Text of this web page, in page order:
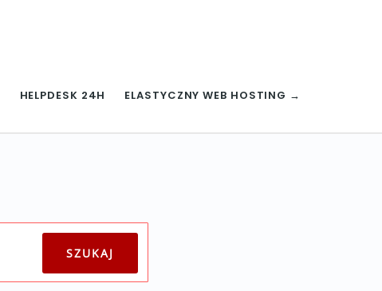
HELPDESK 24H ELASTYCZNY WEB HOSTING →